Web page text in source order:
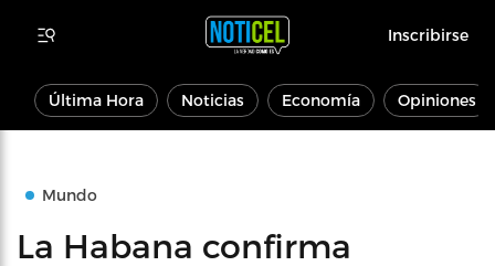
Inscribirse
Última Hora Noticias Economía Opiniones
Mundo
La Habana confirma